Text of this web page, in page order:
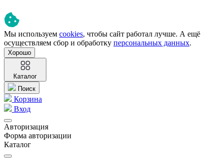
Мы используем cookies, чтобы сайт работал лучше. А ещё
осуществляем сбор и обработку персональных данных.
Хорошо
Каталог
Поиск
Корзина
Вход
Авторизация
Форма авторизации
Каталог